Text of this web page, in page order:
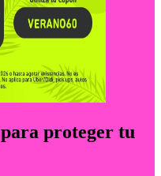
para proteger tu